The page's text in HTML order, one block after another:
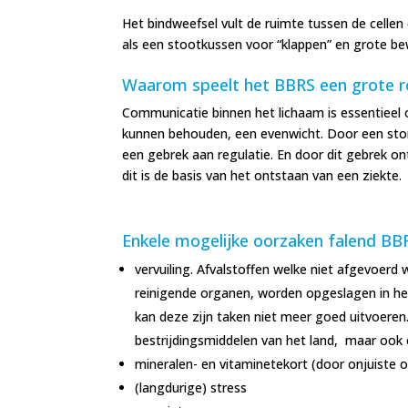
Het bindweefsel vult de ruimte tussen de
als een stootkussen voor “klappen” en grote
Waarom speelt het BBRS een grote
Communicatie binnen het lichaam is
kunnen behouden, een evenwicht. Door een
een gebrek aan regulatie. En door dit gebrek
dit is de basis van het ontstaan van een ziekte.
Enkele mogelijke oorzaken falend
vervuiling. Afvalstoffen welke niet afgevoerd
reinigende organen, worden opgeslagen in
kan deze zijn taken niet meer goed
bestrijdingsmiddelen van het land, maar
mineralen- en vitaminetekort (door onjuiste
(langdurige) stress